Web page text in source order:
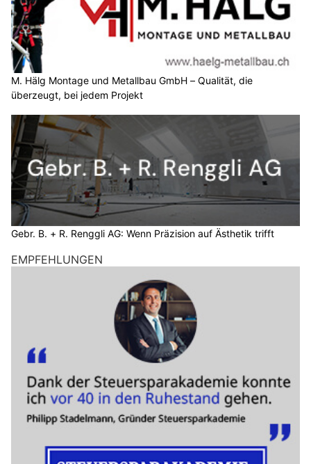
M. Hälg Montage und Metallbau GmbH – Qualität, die
überzeugt, bei jedem Projekt
Gebr. B. + R. Renggli AG: Wenn Präzision auf Ästhetik trifft
EMPFEHLUNGEN